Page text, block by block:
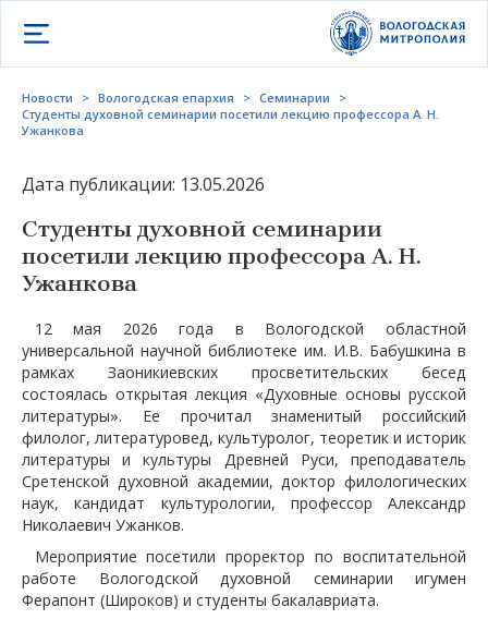
Открыть меню
Новости > Вологодская епархия > Семинарии
>
Студенты духовной семинарии посетили лекцию профессора А. Н.
Ужанкова
Дата публикации: 13.05.2026
Студенты духовной семинарии
посетили лекцию профессора А. Н.
Ужанкова
12 мая 2026 года в Вологодской областной
универсальной научной библиотеке им. И.В. Бабушкина в
рамках Заоникиевских просветительских бесед
состоялась открытая лекция «Духовные основы русской
литературы». Ее прочитал знаменитый российский
филолог, литературовед, культуролог, теоретик и историк
литературы и культуры Древней Руси, преподаватель
Сретенской духовной академии, доктор филологических
наук, кандидат культурологии, профессор Александр
Николаевич Ужанков.
Мероприятие посетили проректор по воспитательной
работе Вологодской духовной семинарии игумен
Ферапонт (Широков) и студенты бакалавриата.